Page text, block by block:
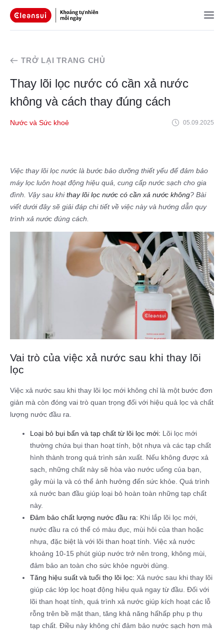
TRỞ LẠI TRANG CHỦ
Thay lõi lọc nước có cần xả nước
không và cách thay đúng cách
Nước và Sức khoẻ 05.09.2025
Việc thay lõi lọc nước là bước bảo dưỡng thiết yếu để đảm bảo
máy lọc luôn hoạt động hiệu quả, cung cấp nước sạch cho gia
đình. Vậy sau khithay lõi lọc nước có cần xả nước không? Bài
viết dưới đây sẽ giải đáp chi tiết về việc này và hướng dẫn quy
trình xả nước đúng cách.
Vai trò của việc xả nước sau khi thay lõi
lọc
Việc xả nước sau khi thay lõi lọc mới không chỉ là một bước đơn
giản mà còn đóng vai trò quan trọng đối với hiệu quả lọc và chất
lượng nước đầu ra.
Loại bỏ bụi bẩn và tạp chất từ lõi lọc mới: Lõi lọc mới
thường chứa bụi than hoạt tính, bột nhựa và các tạp chất
hình thành trong quá trình sản xuất. Nếu không được xả
sạch, những chất này sẽ hòa vào nước uống của bạn,
gây mùi lạ và có thể ảnh hưởng đến sức khỏe. Quá trình
xả nước ban đầu giúp loại bỏ hoàn toàn những tạp chất
này.
Đảm bảo chất lượng nước đầu ra: Khi lắp lõi lọc mới,
nước đầu ra có thể có màu đục, mùi hôi của than hoặc
nhựa, đặc biệt là với lõi than hoạt tính. Việc xả nước
khoảng 10-15 phút giúp nước trở nên trong, không mùi,
đảm bảo an toàn cho sức khỏe người dùng.
Tăng hiệu suất và tuổi thọ lõi lọc: Xả nước sau khi thay lõi
giúp các lớp lọc hoạt động hiệu quả ngay từ đầu. Đối với
lõi than hoạt tính, quá trình xả nước giúp kích hoạt các lỗ
rỗng trên bề mặt than, tăng khả năng hấhấp phụ p thụ
tạp chất. Điều này không chỉ đảm bảo nước sạch hơn mà